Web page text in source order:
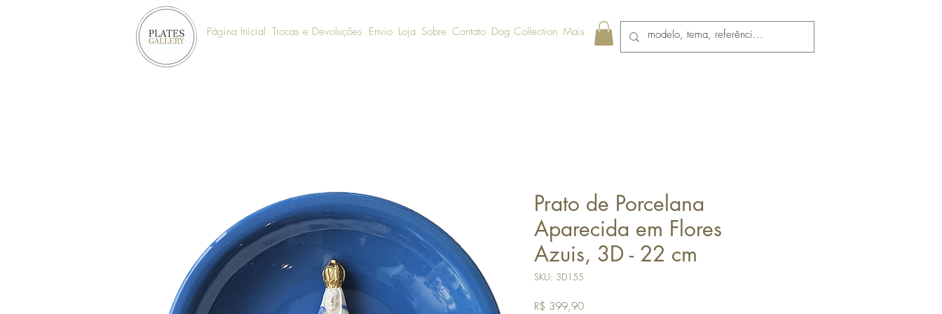
Página Inicial Trocas e Devoluções Envio Loja Sobre Contato Dog Collection Mais
Prato de Porcelana
Aparecida em Flores
Azuis, 3D - 22 cm
SKU: 3D155
R$ 399,90Preço